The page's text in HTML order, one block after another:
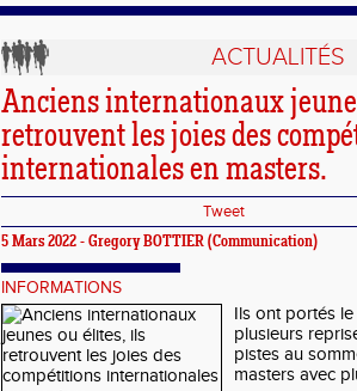
ACTUALITÉS
Anciens internationaux
retrouvent les joies des
internationales en masters.
Tweet
5 Mars 2022 - Gregory BOTTIER (Communication)
INFORMATIONS
Ils ont portés
plusieurs
pistes au
masters avec